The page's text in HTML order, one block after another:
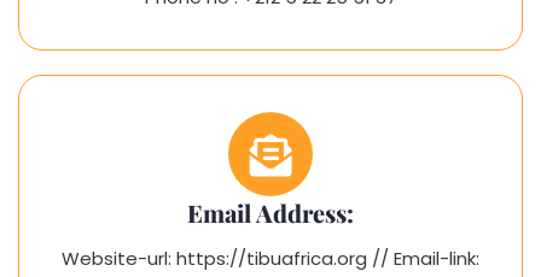
Email Address:
Website-url: https://tibuafrica.org // Email-link: